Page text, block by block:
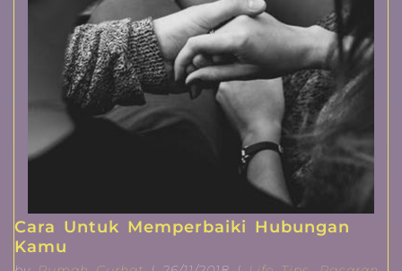
Cara Untuk Memperbaiki Hubungan
Kamu